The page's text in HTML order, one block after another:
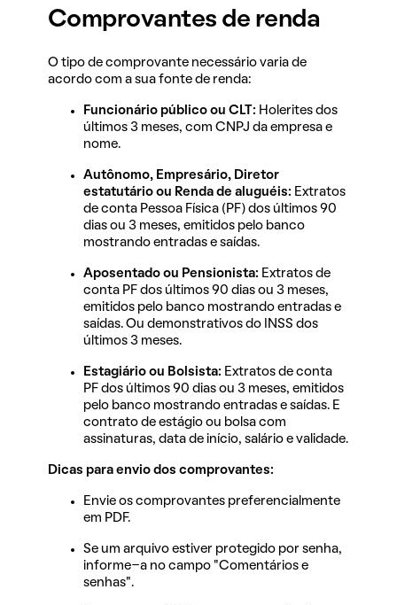
Comprovantes de renda
O tipo de comprovante necessário varia de
acordo com a sua fonte de renda:
Funcionário público ou CLT: Holerites dos
últimos 3 meses, com CNPJ da empresa e
nome.
Autônomo, Empresário, Diretor
estatutário ou Renda de aluguéis: Extratos
de conta Pessoa Física (PF) dos últimos 90
dias ou 3 meses, emitidos pelo banco
mostrando entradas e saídas.
Aposentado ou Pensionista: Extratos de
conta PF dos últimos 90 dias ou 3 meses,
emitidos pelo banco mostrando entradas e
saídas. Ou demonstrativos do INSS dos
últimos 3 meses.
Estagiário ou Bolsista: Extratos de conta
PF dos últimos 90 dias ou 3 meses, emitidos
pelo banco mostrando entradas e saídas. E
contrato de estágio ou bolsa com
assinaturas, data de início, salário e validade.
Dicas para envio dos comprovantes:
Envie os comprovantes preferencialmente
em PDF.
Se um arquivo estiver protegido por senha,
informe-a no campo "Comentários e
senhas".